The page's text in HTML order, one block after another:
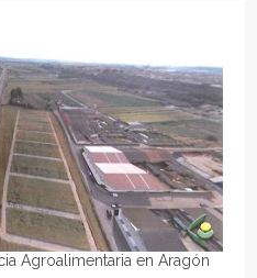
Agroalimentaria en Aragón